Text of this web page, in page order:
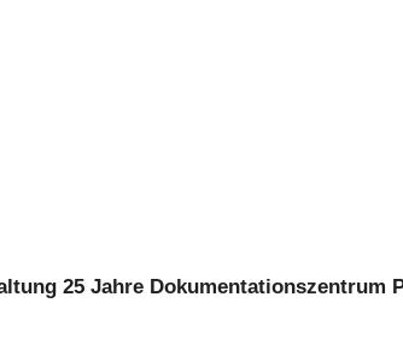
25 Jahre Dokumentationszentrum